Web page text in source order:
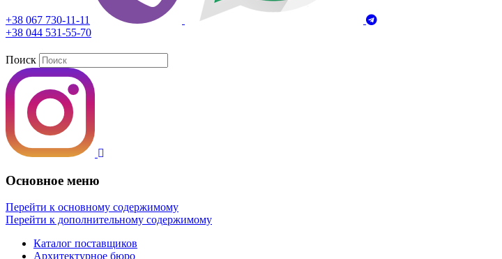
+38 067 730-11-11
+38 044 531-55-70
Поиск
Основное меню
Перейти к основному содержимому
Перейти к дополнительному содержимому
Каталог поставщиков
Архитектурное бюро